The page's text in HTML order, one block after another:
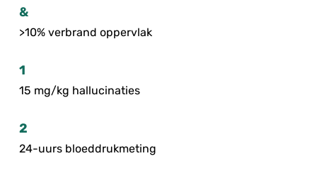
&
>10% verbrand oppervlak
1
15 mg/kg hallucinaties
2
24-uurs bloeddrukmeting